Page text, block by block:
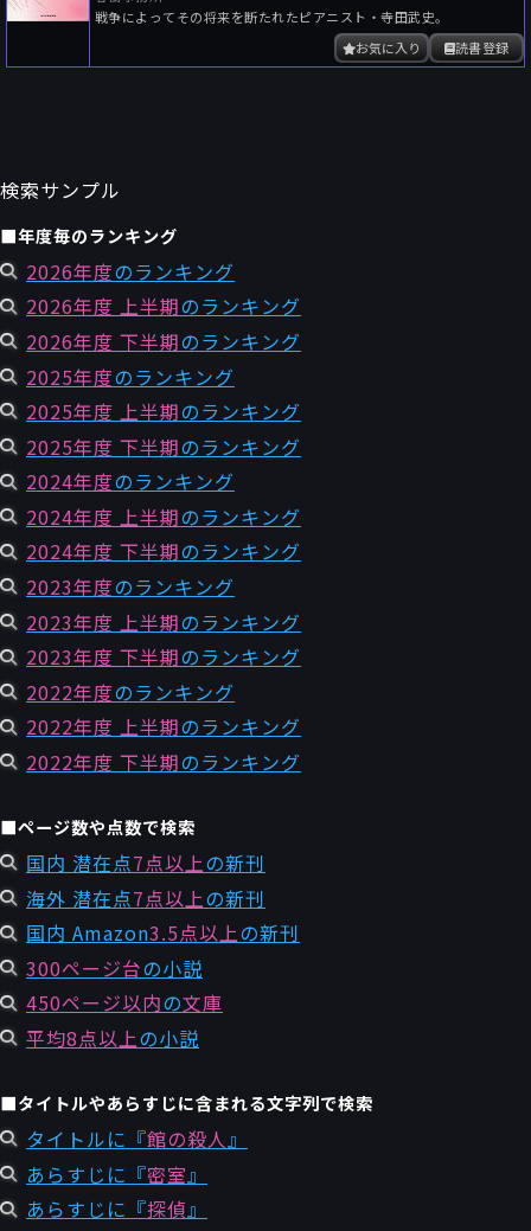
戦争によってその将来を断たれたピアニスト・寺田武史。
読書登録
お気に入り
検索サンプル
■年度毎のランキング
2026年度のランキング
2026年度 上半期のランキング
2026年度 下半期のランキング
2025年度のランキング
2025年度 上半期のランキング
2025年度 下半期のランキング
2024年度のランキング
2024年度 上半期のランキング
2024年度 下半期のランキング
2023年度のランキング
2023年度 上半期のランキング
2023年度 下半期のランキング
2022年度のランキング
2022年度 上半期のランキング
2022年度 下半期のランキング
■ページ数や点数で検索
国内 潜在点7点以上の新刊
海外 潜在点7点以上の新刊
国内 Amazon3.5点以上の新刊
300ページ台の小説
450ページ以内の文庫
平均8点以上の小説
■タイトルやあらすじに含まれる文字列で検索
タイトルに『館の殺人』
あらすじに『密室 』
あらすじに『探偵』